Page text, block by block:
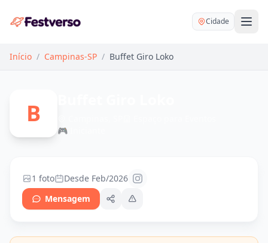
Cidade
Balões delivery
Pegue e Monte
Festa na mesa
Buffet
DJ
Início / Campinas-SP / Buffet Giro Loko
B
🎮
1 foto
Desde Feb/2026
Mensagem